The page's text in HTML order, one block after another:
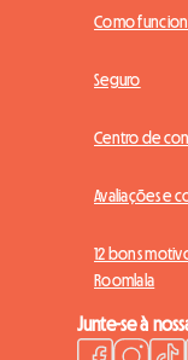
Como
Seguro
Centro de
Avaliações e
12 bons
Roomlala
Junte-se à